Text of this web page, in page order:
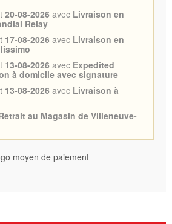
20-08-2026 avec Livraison en
Relay
17-08-2026 avec Livraison en
13-08-2026 avec Expedited
à domicile avec signature
13-08-2026 avec Livraison à
au Magasin de Villeneuve-